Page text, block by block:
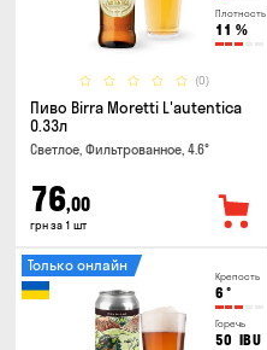
Плотность
11 %
(0)
Пиво Birra Moretti L'autentica
0.33л
Светлое, Фильтрованное, 4.6°
76,00
грн за 1 шт
Крепость
6 °
Горечь
50 IBU
Только онлайн